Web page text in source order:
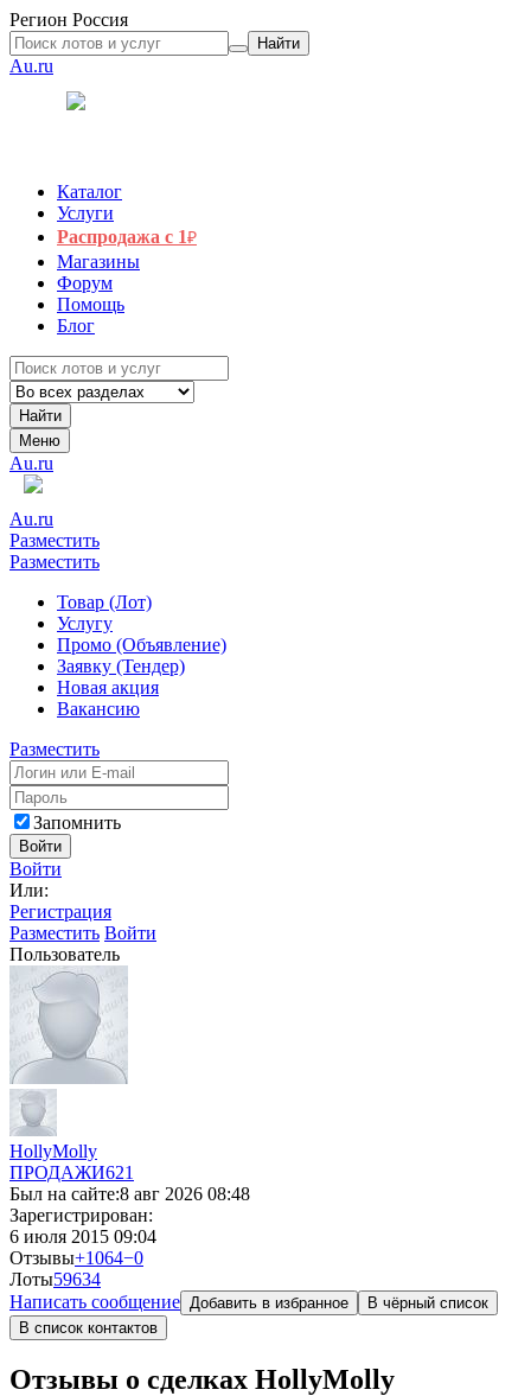
Регион Россия
Найти
Au.ru
Каталог
Услуги
Распродажа с 1₽
Магазины
Форум
Помощь
Блог
Найти
Меню
Au.ru
Au.ru
Разместить
Разместить
Товар (Лот)
Услугу
Промо (Объявление)
Заявку (Тендер)
Новая акция
Вакансию
Разместить
Запомнить
Войти
Войти
Или:
Регистрация
Разместить Войти
Пользователь
HollyMolly
ПРОДАЖИ621
Был на сайте:8 авг 2026 08:48
Зарегистрирован:
6 июля 2015 09:04
Отзывы+1064−0
Лоты59634
Написать сообщение Добавить в избранное
В чёрный список
В список контактов
Отзывы о сделках HollyMolly